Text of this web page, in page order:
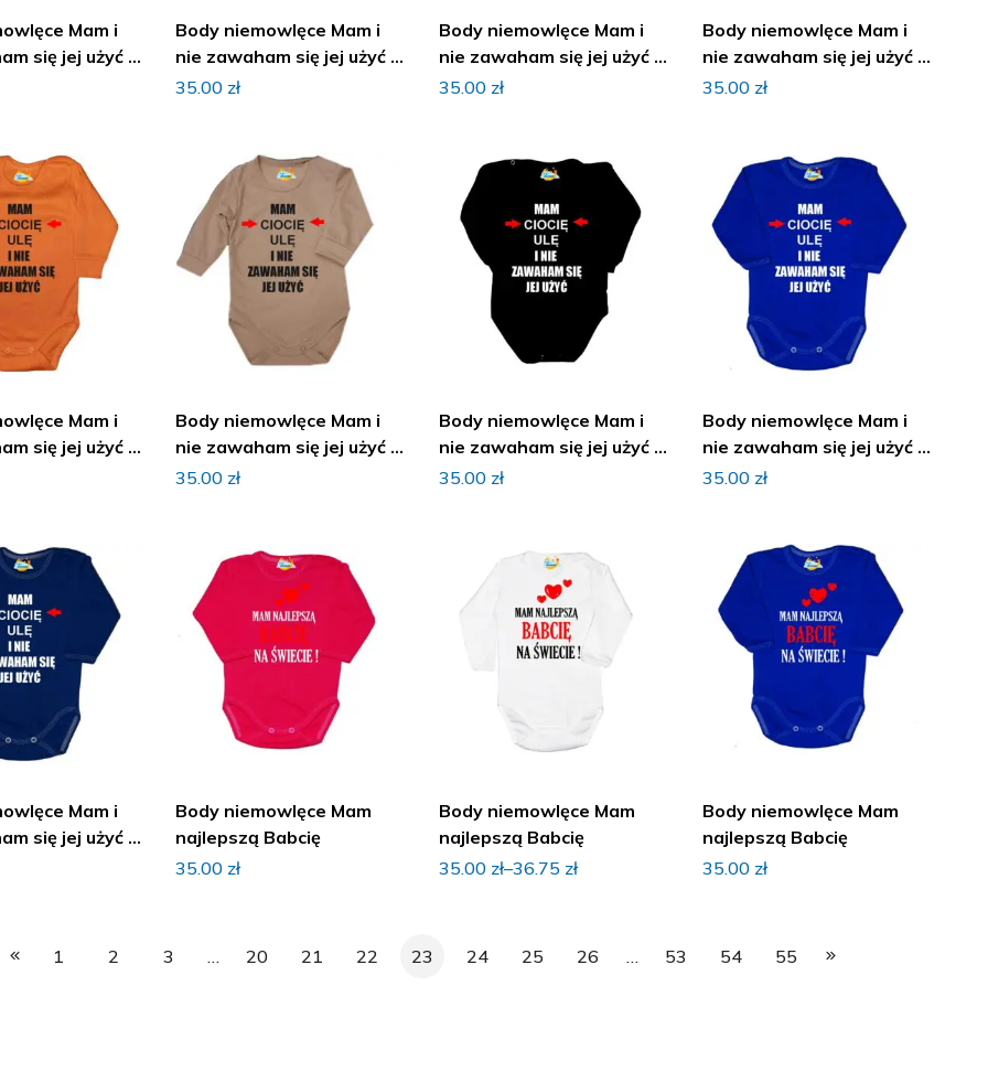
Mam i
się jej użyć z
Body niemowlęce Mam i
nie zawaham się jej użyć z
imieniem
35.00 zł
Body niemowlęce Mam i
nie zawaham się jej użyć z
imieniem
35.00 zł
Body niemowlęce Mam i
nie zawaham się jej użyć z
imieniem
35.00 zł
Mam i
się jej użyć z
Body niemowlęce Mam i
nie zawaham się jej użyć z
imieniem
35.00 zł
Body niemowlęce Mam i
nie zawaham się jej użyć z
imieniem
35.00 zł
Body niemowlęce Mam i
nie zawaham się jej użyć z
imieniem
35.00 zł
Mam i
się jej użyć z
Body niemowlęce Mam
najlepszą Babcię
35.00 zł
Body niemowlęce Mam
najlepszą Babcię
35.00 zł–36.75 zł
Body niemowlęce Mam
najlepszą Babcię
35.00 zł
1 2 3 … 20 21 22 23 24 25 26 … 53 54 55